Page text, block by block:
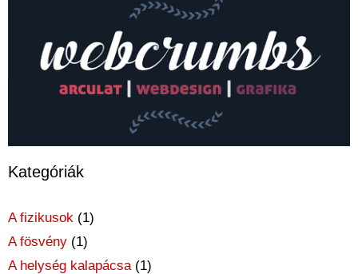
Kategóriák
A fizikusok (1)
A fösvény (1)
A helység kalapácsa (1)